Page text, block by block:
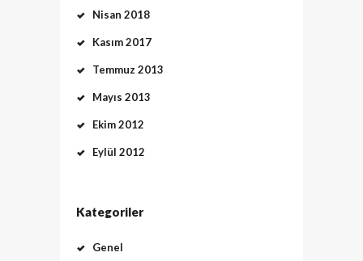
Nisan 2018
Kasım 2017
Temmuz 2013
Mayıs 2013
Ekim 2012
Eylül 2012
Kategoriler
Genel